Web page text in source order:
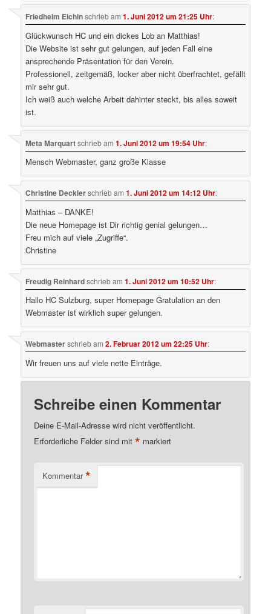
Friedhelm Eichin schriebam 1. Juni 2012 um 21:25 Uhr:
Glückwunsch HC und ein dickes Lob an Matthias!
Die Website ist sehr gut gelungen, auf jeden Fall eine
ansprechende Präsentation für den Verein.
Professionell, zeitgemäß, locker aber nicht überfrachtet, gefällt
mir sehr gut.
Ich weiß auch welche Arbeit dahinter steckt, bis alles soweit
ist.
Meta Marquart schriebam 1. Juni 2012 um 19:54 Uhr:
Mensch Webmaster, ganz große Klasse
Christine Deckler schriebam 1. Juni 2012 um 14:12 Uhr:
Matthias – DANKE!
Die neue Homepage ist Dir richtig genial gelungen…
Freu mich auf viele „Zugriffe“.
Christine
Freudig Reinhard schriebam 1. Juni 2012 um 10:52 Uhr:
Hallo HC Sulzburg, super Homepage Gratulation an den
Webmaster ist wirklich super gelungen.
Webmaster schriebam 2. Februar 2012 um 22:25 Uhr:
Wir freuen uns auf viele nette Einträge.
Schreibe einen Kommentar
Deine E-Mail-Adresse wird nicht veröffentlicht.
Erforderliche Felder sind mit* markiert
Kommentar *